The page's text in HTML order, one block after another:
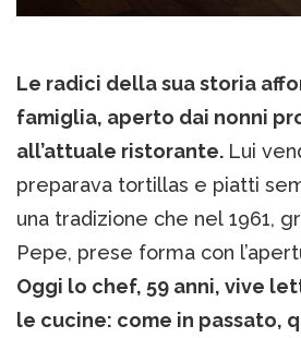
Le radici della sua storia
famiglia, aperto dai nonni
all’attuale ristorante. Lui
preparava tortillas e piatti
una tradizione che nel 1961,
Pepe, prese forma con
Oggi lo chef, 59 anni, vive
le cucine: come in passato,